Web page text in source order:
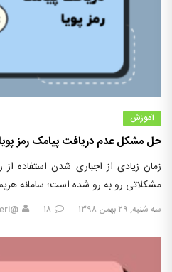
آموزش
حل مشکل عدم دریافت پیامک رمز
زمان زیادی از اجباری شدن استفاده از
مشکلاتی رو به رو شده است؛ سامانه
سه شنبه, ۲۹ بهمن ۱۳۹۸ ۱۸ @e-taheri